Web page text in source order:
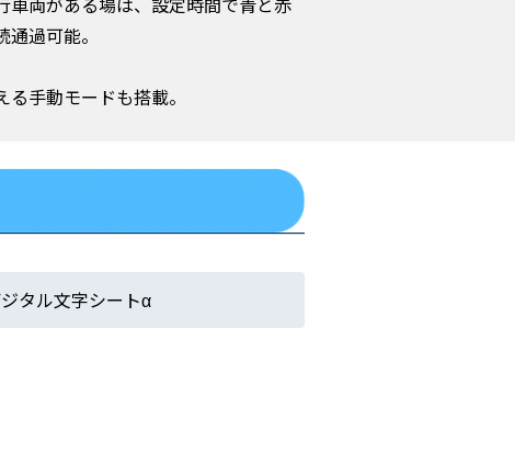
過可能。
手動モードも搭載。
タル文字シートα